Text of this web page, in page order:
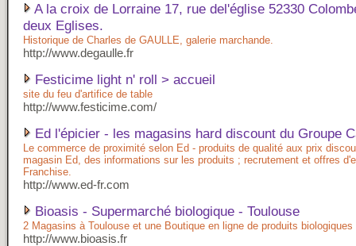
A la croix de Lorraine 17, rue del'église 52330
deux Eglises.
Historique de Charles de GAULLE, galerie marchande.
http://www.degaulle.fr
Festicime light n' roll > accueil
site du feu d'artifice de table
http://www.festicime.com/
Ed l'épicier - les magasins hard discount du Groupe
Le commerce de proximité selon Ed - produits de qualité aux prix
magasin Ed, des informations sur les produits ; recrutement et offres
Franchise.
http://www.ed-fr.com
Bioasis - Supermarché biologique - Toulouse
2 Magasins à Toulouse et une Boutique en ligne de produits biologiques
http://www.bioasis.fr